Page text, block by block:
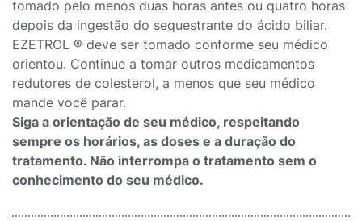
tomado pelo menos duas horas antes ou quatro horas
depois da ingestão do sequestrante do ácido biliar.
EZETROL ® deve ser tomado conforme seu médico
orientou. Continue a tomar outros medicamentos
redutores de colesterol, a menos que seu médico
mande você parar.
Siga a orientação de seu médico, respeitando
sempre os horários, as doses e a duração do
tratamento. Não interrompa o tratamento sem o
conhecimento do seu médico.